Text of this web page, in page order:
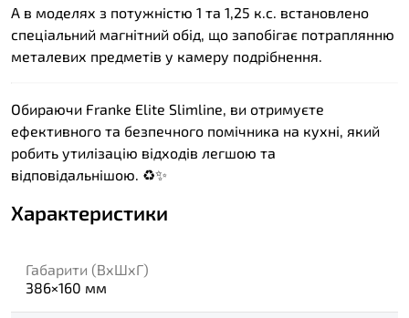
А в моделях з потужністю 1 та 1,25 к.с. встановлено
спеціальний магнітний обід, що запобігає потраплянню
металевих предметів у камеру подрібнення.
Обираючи Franke Elite Slimline, ви отримуєте
ефективного та безпечного помічника на кухні, який
робить утилізацію відходів легшою та
відповідальнішою. ♻️✨
Характеристики
Габарити (ВхШхГ)
386×160 мм